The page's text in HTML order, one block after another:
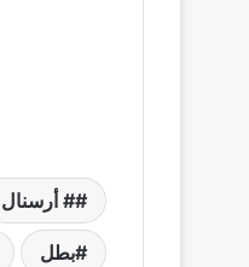
# أرسنال
بطل